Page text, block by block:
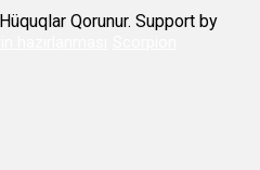
Qorunur. Support by